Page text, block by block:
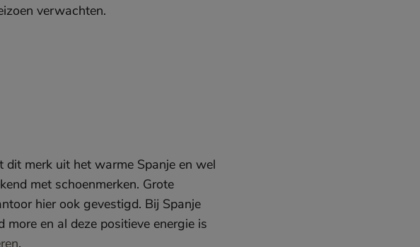
verwachten.
dit merk uit het warme Spanje en wel
met schoenmerken. Grote
hier ook gevestigd. Bij Spanje
en al deze positieve energie is
.